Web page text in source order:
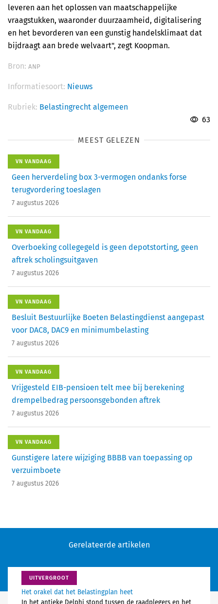
leveren aan het oplossen van maatschappelijke
vraagstukken, waaronder duurzaamheid, digitalisering
en het bevorderen van een gunstig handelsklimaat dat
bijdraagt aan brede welvaart", zegt Koopman.
Bron: ANP
Informatiesoort: Nieuws
Rubriek: Belastingrecht algemeen
63
MEEST GELEZEN
VN VANDAAG
Geen herverdeling box 3-vermogen ondanks forse
terugvordering toeslagen
7 augustus 2026
VN VANDAAG
Overboeking collegegeld is geen depotstorting, geen
aftrek scholingsuitgaven
7 augustus 2026
VN VANDAAG
Besluit Bestuurlijke Boeten Belastingdienst aangepast
voor DAC8, DAC9 en minimumbelasting
7 augustus 2026
VN VANDAAG
Vrijgesteld EIB-pensioen telt mee bij berekening
drempelbedrag persoonsgebonden aftrek
7 augustus 2026
VN VANDAAG
Gunstigere latere wijziging BBBB van toepassing op
verzuimboete
7 augustus 2026
Gerelateerde artikelen
UITVERGROOT
Het orakel dat het Belastingplan heet